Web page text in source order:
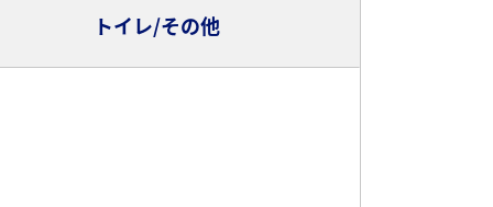
トイレ/その他